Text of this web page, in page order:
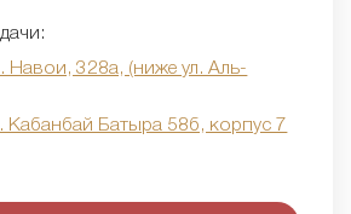
Навои, 328а, (ниже ул. Аль-
Кабанбай Батыра 58б, корпус 7